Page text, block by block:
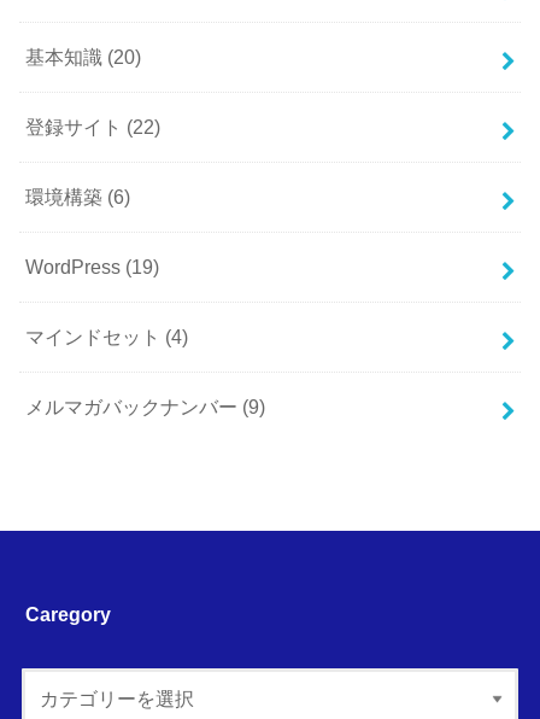
基本知識 (20)
登録サイト (22)
環境構築 (6)
WordPress (19)
マインドセット (4)
メルマガバックナンバー (9)
Caregory